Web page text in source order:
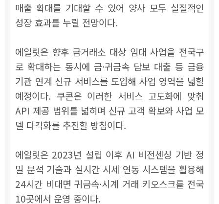
매출 확대를 기대할 수 있어 양사 모두 실질적인
성장 효과를 누릴 전망이다.
에일릿은 향후 금거래소 대상 임대 사업을 전국구
로 확대하는 동시에 금·귀금속 담보 대출 등 금융
기관 연계 신규 서비스를 도입해 사업 영역을 넓힐
예정이다. 쿠콘은 이러한 서비스 고도화에 맞춰
API 제공 범위를 넓히며 신규 고객 확보와 사업 모
델 다각화를 추진할 방침이다.
에일릿은 2023년 설립 이후 AI 비전센싱 기반 정
밀 분석 기술과 실시간 시세 연동 시스템을 활용해
24시간 비대면 귀금속·시계 거래 키오스크를 전국
10곳에서 운영 중이다.